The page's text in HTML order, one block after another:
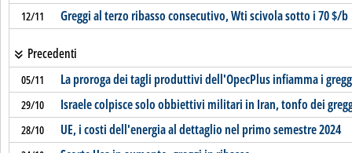
12/11 Greggi al terzo ribasso consecutivo, Wti scivola sotto i 70 $/b
Precedenti
05/11 La proroga dei tagli produttivi dell'OpecPlus infiamma i
29/10 Israele colpisce solo obbiettivi militari in Iran, tonfo dei
28/10 UE, i costi dell'energia al dettaglio nel primo semestre 2024